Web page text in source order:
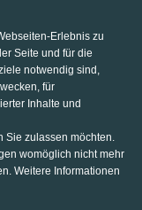
Erlebnis zu
Seite und für die
notwendig sind,
für
Inhalte und
Sie zulassen möchten.
womöglich nicht mehr
Weitere Informationen